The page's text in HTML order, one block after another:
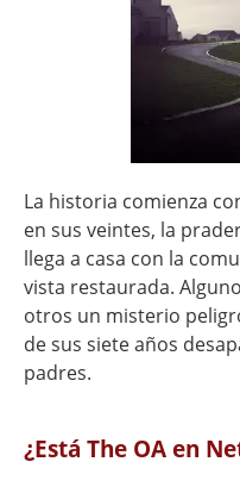
La historia comienza
en sus veintes, la
llega a casa con la
vista restaurada.
otros un misterio
de sus siete años
padres.
¿Está The OA en